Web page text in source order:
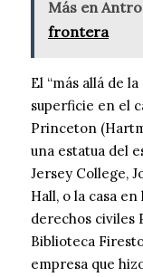
Más en
frontera
El “más allá de
superficie en el
Princeton
una estatua del
Jersey College,
Hall, o la casa
derechos civiles
Biblioteca
empresa que